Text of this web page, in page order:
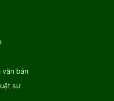
văn bản
sư